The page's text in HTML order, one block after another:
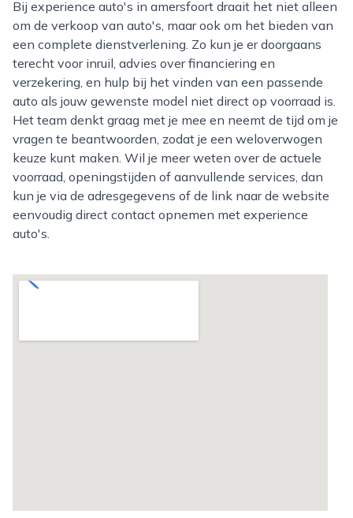
Bij experience auto's in amersfoort draait het niet alleen
om de verkoop van auto's, maar ook om het bieden van
een complete dienstverlening. Zo kun je er doorgaans
terecht voor inruil, advies over financiering en
verzekering, en hulp bij het vinden van een passende
auto als jouw gewenste model niet direct op voorraad is.
Het team denkt graag met je mee en neemt de tijd om je
vragen te beantwoorden, zodat je een weloverwogen
keuze kunt maken. Wil je meer weten over de actuele
voorraad, openingstijden of aanvullende services, dan
kun je via de adresgegevens of de link naar de website
eenvoudig direct contact opnemen met experience
auto's.